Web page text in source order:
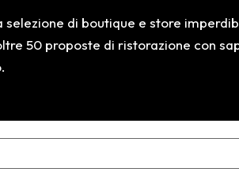
di boutique e store
50 proposte di ristorazione con